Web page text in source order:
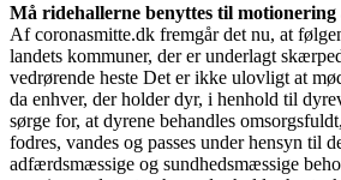
Må ridehallerne benyttes til motionering
Af coronasmitte.dk fremgår det nu, at
landets kommuner, der er underlagt
vedrørende heste Det er ikke ulovligt at
da enhver, der holder dyr, i henhold til
sørge for, at dyrene behandles
fodres, vandes og passes under hensyn til
adfærdsmæssige og sundhedsmæssige